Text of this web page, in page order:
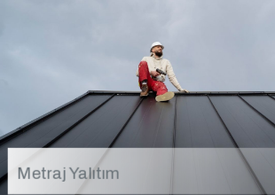
Metraj Yalıtım